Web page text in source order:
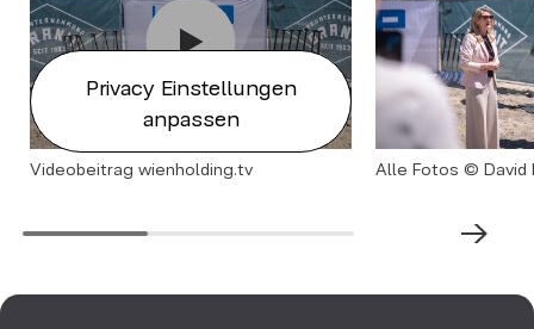
Privacy Einstellungen
anpassen
Videobeitrag wienholding.tv Alle Fotos © David